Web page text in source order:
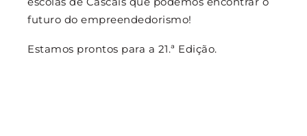
futuro do empreendedorismo!
Estamos prontos para a 21.ª Edição.